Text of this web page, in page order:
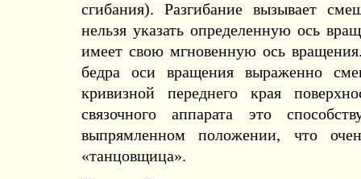
сгибания). Разгибание вызывает
нельзя указать определенную ось
имеет свою мгновенную ось
бедра оси вращения выраженно
кривизной переднего края
связочного аппарата это
выпрямленном положении, что
«танцовщица».